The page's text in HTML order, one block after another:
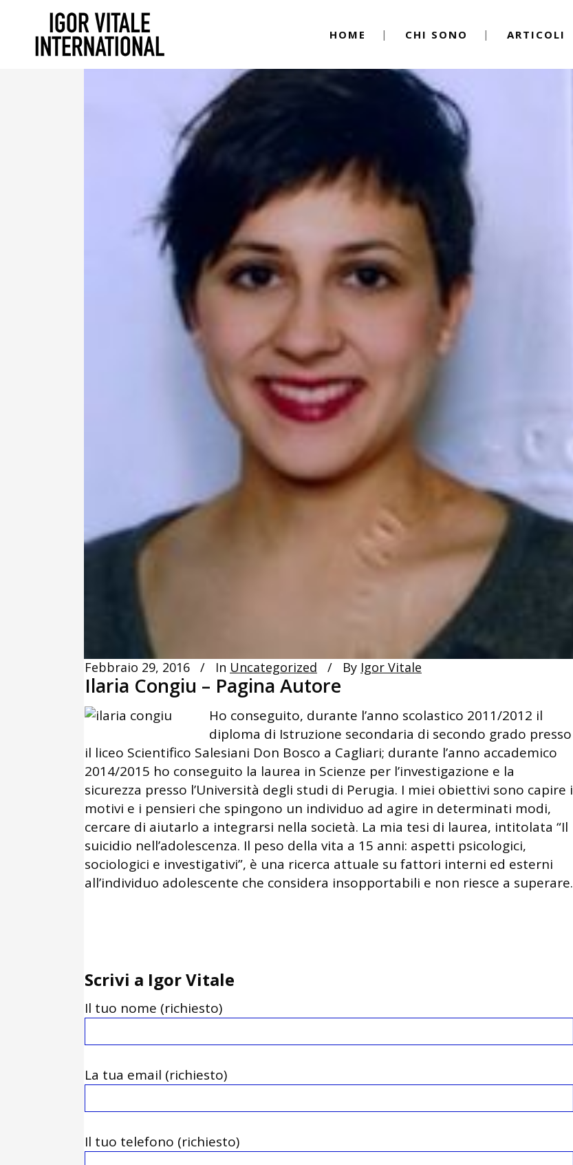
HOME CHI SONO ARTICOLI
Febbraio 29, 2016 In Uncategorized By Igor Vitale
Ilaria Congiu – Pagina Autore
Ho conseguito, durante l’anno scolastico 2011/2012 il
diploma di Istruzione secondaria di secondo grado presso
il liceo Scientifico Salesiani Don Bosco a Cagliari; durante l’anno accademico
2014/2015 ho conseguito la laurea in Scienze per l’investigazione e la
sicurezza presso l’Università degli studi di Perugia. I miei obiettivi sono capire i
motivi e i pensieri che spingono un individuo ad agire in determinati modi,
cercare di aiutarlo a integrarsi nella società. La mia tesi di laurea, intitolata “Il
suicidio nell’adolescenza. Il peso della vita a 15 anni: aspetti psicologici,
sociologici e investigativi”, è una ricerca attuale su fattori interni ed esterni
all’individuo adolescente che considera insopportabili e non riesce a superare.
Scrivi a Igor Vitale
Il tuo nome (richiesto)
La tua email (richiesto)
Il tuo telefono (richiesto)